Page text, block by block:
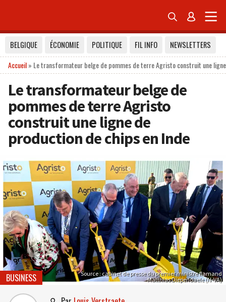
 
BELGIQUE ÉCONOMIE POLITIQUE FIL INFO
NEWSLETTERS
Accueil» Le transformateur belge de pommes de terre Agristo construit une
Le transformateur belge de
pommes de terre Agristo
construit une ligne de
production de chips en Inde
Source : cabinet de presse du premier ministre flamand
Matthias Diependaele (N-VA)
BUSINESS